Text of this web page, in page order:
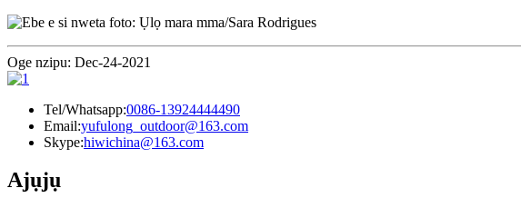
Oge nzipu: Dec-24-2021
Tel/Whatsapp:0086-13924444490
Email:yufulong_outdoor@163.com
Skype:hiwichina@163.com
Ajụjụ